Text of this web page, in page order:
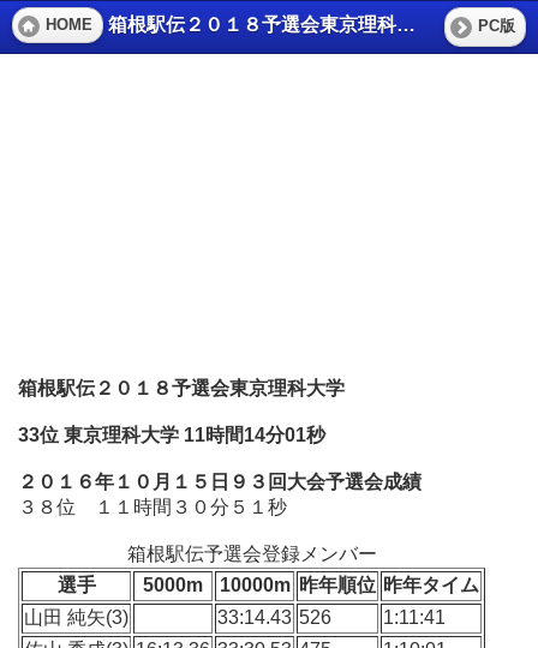
HOME 箱根駅伝２０１８予選会東京理科大学 PC版
箱根駅伝２０１８予選会東京理科大学
33位 東京理科大学 11時間14分01秒
２０１６年１０月１５日９３回大会予選会成績
３８位 １１時間３０分５１秒
箱根駅伝予選会登録メンバー
選手
5000m 10000m 昨年順位 昨年タイム
山田 純矢(3)
33:14.43 526
1:11:41